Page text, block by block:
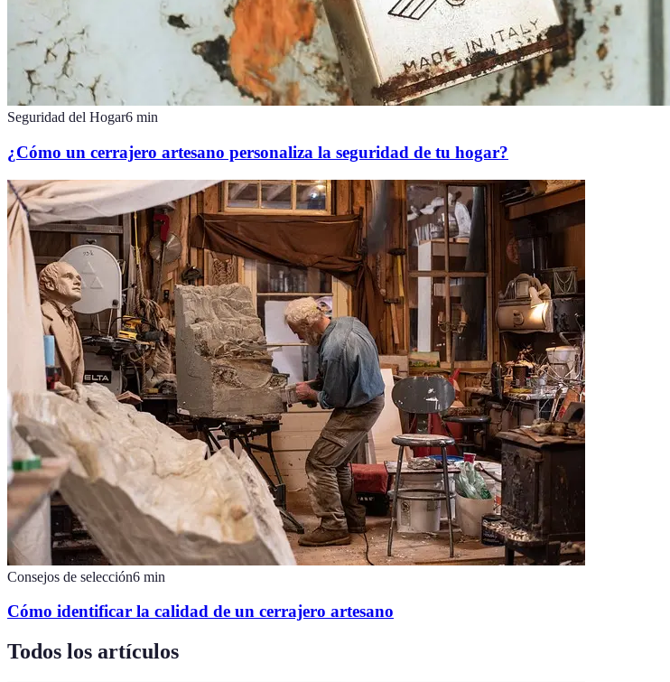
Seguridad del Hogar6 min
¿Cómo un cerrajero artesano personaliza la seguridad de tu hogar?
Consejos de selección6 min
Cómo identificar la calidad de un cerrajero artesano
Todos los artículos